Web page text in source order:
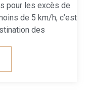
pour les excès de
de 5 km/h, c’est
des